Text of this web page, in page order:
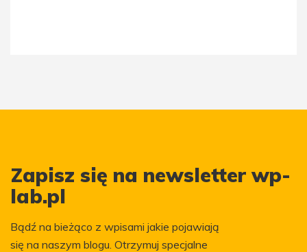
Zapisz się na newsletter wp-
lab.pl
Bądź na bieżąco z wpisami jakie pojawiają
się na naszym blogu. Otrzymuj specjalne